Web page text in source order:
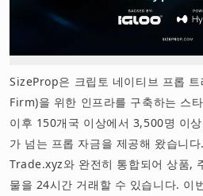
SizeProp은 크립토 네이티브 프롭
Firm)을 위한 인프라를 구축하는 스
이후 150개국 이상에서 3,500명 이
가 넘는 프롭 자금을 제공해 왔습니
Trade.xyz와 완전히 통합되어 상품,
물을 24시간 거래할 수 있습니다. 이